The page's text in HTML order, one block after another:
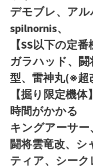
デモブレ、アル
spilnornis、
【SS以下の定番
ガラハッド、
型、雷神丸(※超
【掘り限定機
時間がかかる
キングアーサー
闘将雲竜改、
ティア、シー